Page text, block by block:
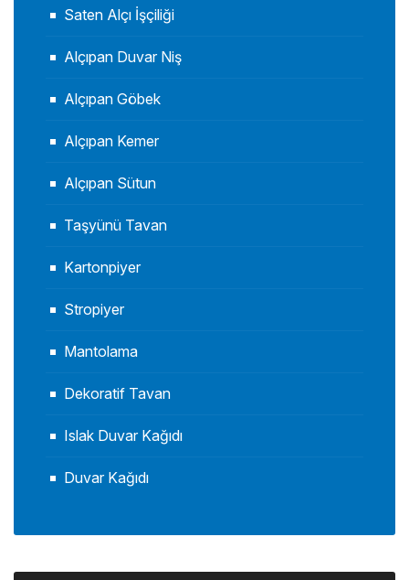
Saten Alçı İşçiliği
Alçıpan Duvar Niş
Alçıpan Göbek
Alçıpan Kemer
Alçıpan Sütun
Taşyünü Tavan
Kartonpiyer
Stropiyer
Mantolama
Dekoratif Tavan
Islak Duvar Kağıdı
Duvar Kağıdı